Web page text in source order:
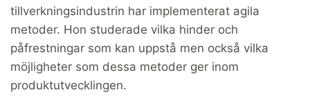
tillverkningsindustrin har implementerat agila
metoder. Hon studerade vilka hinder och
påfrestningar som kan uppstå men också vilka
möjligheter som dessa metoder ger inom
produktutvecklingen.